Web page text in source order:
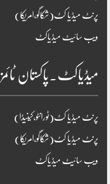
پرنٹ میڈیا کٹ(شکاگو،امریکا)
ویب سائیٹ میڈیاکٹ
میڈیاکٹ۔پاکستان ٹائمز
پرنٹ میڈیا کٹ(ٹورانٹو،کینیڈا)
پرنٹ میڈیا کٹ(شکاگو،امریکا)
ویب سائیٹ میڈیاکٹ